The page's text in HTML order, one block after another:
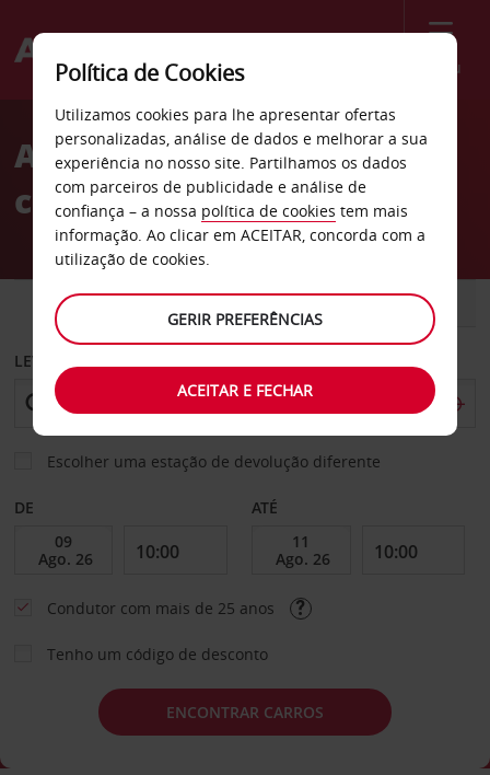
Menu
Welcome
AvisAluguer de
carros Paquistão
CARRO COMERCIAIS
LEVANTAR EM
Escolher uma estação de devolução diferente
DE ATÉ
Condutor com mais de 25 anos
Tenho um código de desconto
ENCONTRAR CARROS
Política de Cookies
Utilizamos cookies para lhe apresentar ofertas
personalizadas, análise de dados e melhorar a sua
experiência no nosso site. Partilhamos os dados
com parceiros de publicidade e análise de
confiança – a nossa política de cookies tem mais
informação. Ao clicar em ACEITAR, concorda com a
utilização de cookies.
GERIR PREFERÊNCIAS
ACEITAR E FECHAR